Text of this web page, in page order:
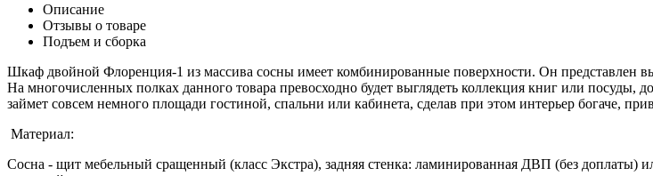
Описание
Отзывы о товаре
Подъем и сборка
Шкаф двойной Флоренция-1 из массива сосны имеет комбинированные поверхности. Он
На многочисленных полках данного товара превосходно будет выглядеть коллекция книг или
займет совсем немного площади гостиной, спальни или кабинета, сделав при этом интерьер богаче,
Материал:
Сосна - щит мебельный сращенный (класс Экстра), задняя стенка: ламинированная ДВП (без доплаты)